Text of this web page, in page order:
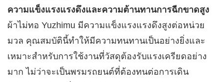
ความแข็งแรงแรงดึงและความต้านทานการฉีกขาดสูง
ผ้าไม่ทอ Yuzhimu มีความแข็งแรงแรงดึงสูงต่อหน่วย
มวล คุณสมบัตินี้ทำให้มีความทนทานเป็นอย่างยิ่งและ
เหมาะสำหรับการใช้งานที่วัสดุต้องรับแรงเครียดอย่าง
มาก ไม่ว่าจะเป็นพรมรถยนต์ที่ต้องทนต่อการเดิน